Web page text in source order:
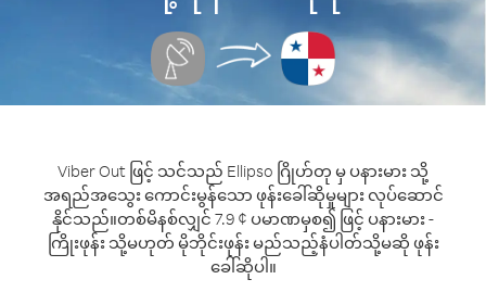
Viber Out ဖြင့် သင်သည် Ellipso ဂြိုဟ်တု မှ ပနားမား သို့
အရည်အသွေး ကောင်းမွန်သော ဖုန်းခေါ်ဆိုမှုများ လုပ်ဆောင်
နိုင်သည်။တစ်မိနစ်လျှင် 7.9 ¢ ပမာဏမှစ၍ ဖြင့် ပနားမား -
ကြိုးဖုန်း သို့မဟုတ် မိုဘိုင်းဖုန်း မည်သည့်နံပါတ်သို့မဆို ဖုန်း
ခေါ်ဆိုပါ။